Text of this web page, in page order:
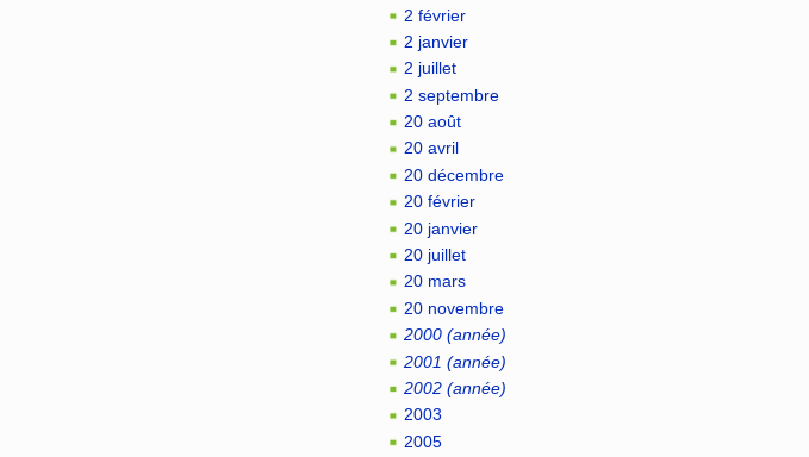
2 février
2 janvier
2 juillet
2 septembre
20 août
20 avril
20 décembre
20 février
20 janvier
20 juillet
20 mars
20 novembre
2000 (année)
2001 (année)
2002 (année)
2003
2005